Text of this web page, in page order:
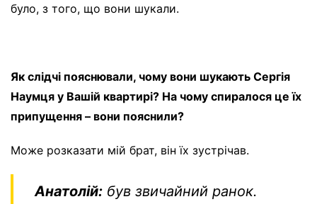
було, з того, що вони шукали.
Як слідчі пояснювали, чому вони шукають Сергія
Наумця у Вашій квартирі? На чому спиралося це їх
припущення – вони пояснили?
Може розказати мій брат, він їх зустрічав.
Анатолій: був звичайний ранок.